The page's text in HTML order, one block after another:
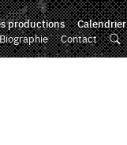
productions Calendrier
Biographie Contact